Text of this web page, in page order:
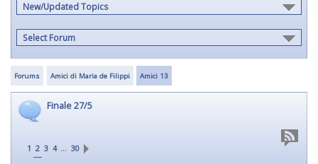
New/Updated Topics
Select Forum
Forums Amici di Maria de Filippi Amici 13
Finale 27/5
1 2 3 4 … 30